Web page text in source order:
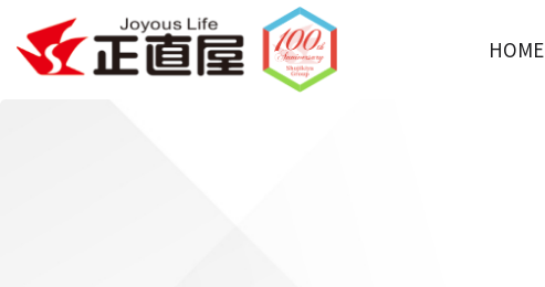
HOME